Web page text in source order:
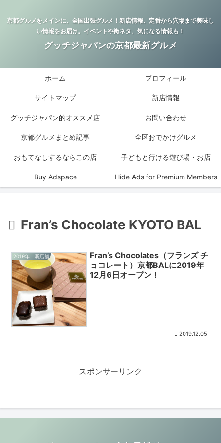
京都グルメをメインに、全国出張グルメ！新店情報、定番から穴場まで美味し
い情報をお届け。イベントや街ネタ、気になる情報も！
グッチジャパンの京都最新グルメ
ホーム プロフィール
サイトマップ 新店情報
グッチジャパン的オススメ店 お問い合わせ
京都グルメまとめ記事 全区おでかけグルメ
おもてなしするならこの店 子どもと行ける遊び場・お店
Buy Adspace Hide Ads for Premium Members
Fran’s Chocolate KYOTO BAL
2019年 新店舗
Fran’s Chocolates（フランズ チ
ョコレート）京都BALに2019年
12月6日オープン！
2019.12.05
スポンサーリンク